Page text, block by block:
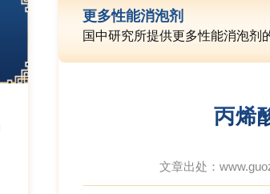
更多性能消泡剂
国中研究所提供更多性能消泡剂
丙烯
文章出处：